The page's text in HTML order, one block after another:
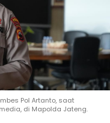
Pol Artanto, saat
di Mapolda Jateng.